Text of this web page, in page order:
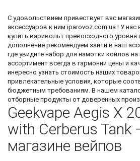
С удовольствием привествует вас
аксессуаров к ним iparovoz.com.ua ! У
купить варивольт превосходного
дополнение рекомендуем зайти в наш
где увидите набор для намотки койлов на
ассортимент всегда в гармонии цены и
инересно узнать стоимость наших
привлекательные условия, которые
бюджетным требованиям. В нашем
отборные продукты от доверенных
Geekvape Aegis X
with Cerberus
магазине вейпов